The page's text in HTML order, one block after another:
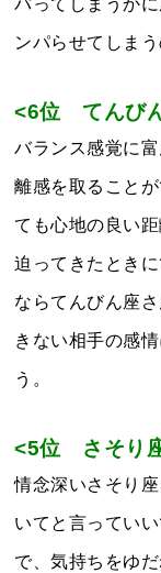
パってしまうか
ンパらせてしま
<6位 てんび
バランス感覚に
離感を取ること
ても心地の良い
迫ってきたとき
ならてんびん座
きない相手の感
う。
<5位 さそり
情念深いさそり
いてと言ってい
で、気持ちをゆ